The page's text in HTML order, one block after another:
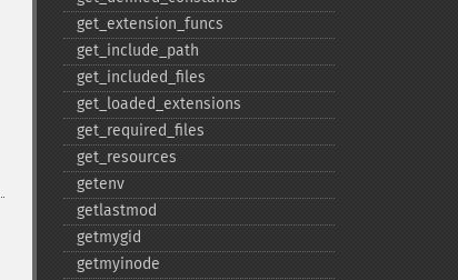
get_​extension_​funcs
get_​include_​path
get_​included_​files
get_​loaded_​extensions
get_​required_​files
get_​resources
getenv
getlastmod
getmygid
getmyinode